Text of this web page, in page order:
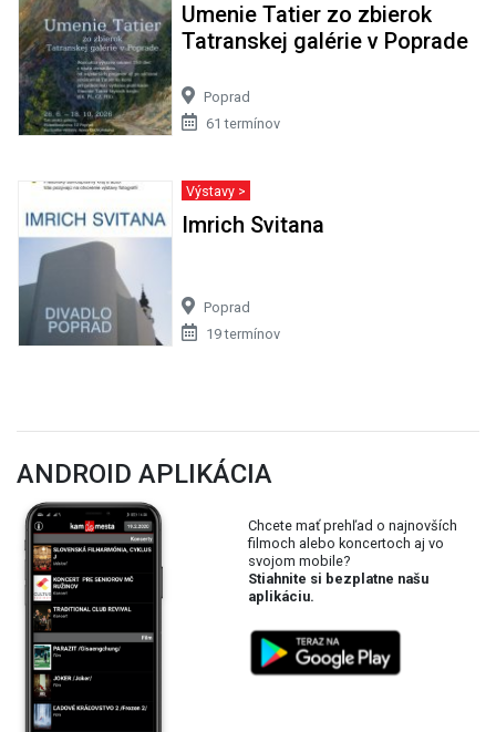
Umenie Tatier zo zbierok
Tatranskej galérie v Poprade
Poprad
61 termínov
Výstavy >
Imrich Svitana
Poprad
19 termínov
ANDROID APLIKÁCIA
Chcete mať prehľad o najnovších
filmoch alebo koncertoch aj vo
svojom mobile?
Stiahnite si bezplatne našu
aplikáciu.